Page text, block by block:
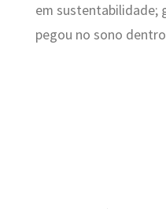
em sustentabilidade;
pegou no sono